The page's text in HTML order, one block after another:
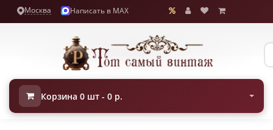
Москва Написать в MAX
Корзина 0 шт - 0 р.